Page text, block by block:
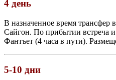
4 день
В назначенное время трансфер
Сайгон. По прибытии встреча
Фантъет (4 часа в пути).
5-10 дни